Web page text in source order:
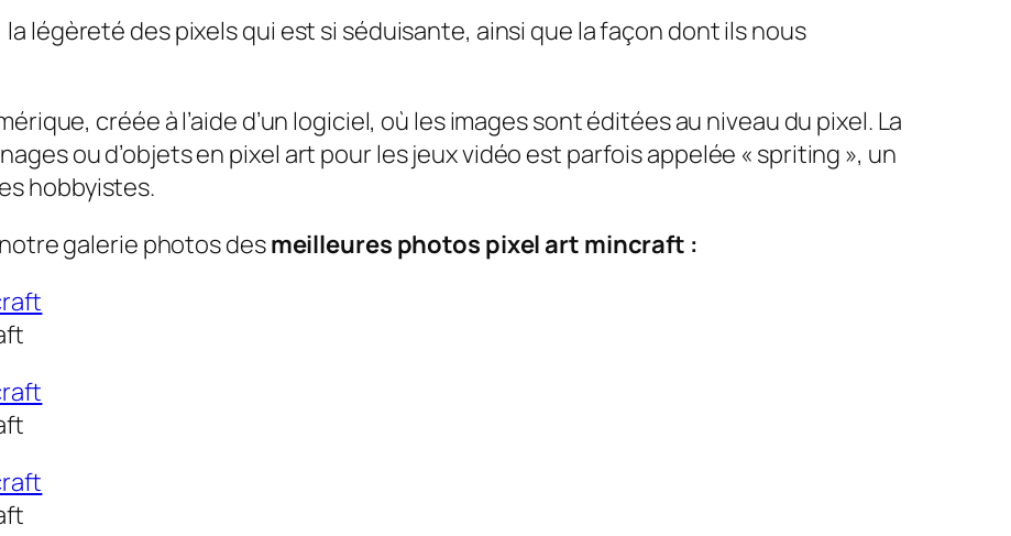
la légèreté des pixels qui est si séduisante, ainsi que la façon dont ils nous
créée à l’aide d’un logiciel, où les images sont éditées au niveau du pixel. La
ou d’objets en pixel art pour les jeux vidéo est parfois appelée « spriting », un
hobbyistes.
galerie photos desmeilleures photos pixel art mincraft :